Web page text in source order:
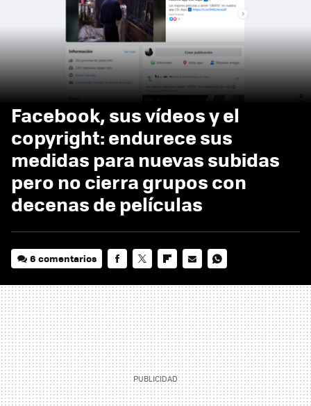
Facebook, sus vídeos y el
copyright: endurece sus
medidas para nuevas subidas
pero no cierra grupos con
decenas de películas
6 comentarios
MAIL